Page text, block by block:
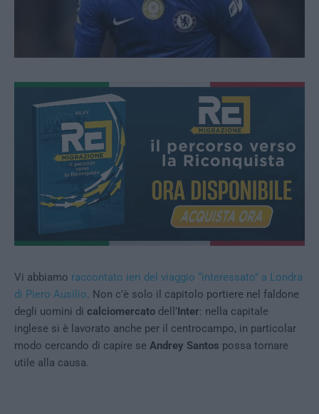
Vi abbiamo raccontato ieri del viaggio “interessato” a Londra
di Piero Ausilio. Non c’è solo il capitolo portiere nel faldone
degli uomini di calciomercato dell’ Inter: nella capitale
inglese si è lavorato anche per il centrocampo, in particolar
modo cercando di capire se Andrey Santos possa tornare
utile alla causa.